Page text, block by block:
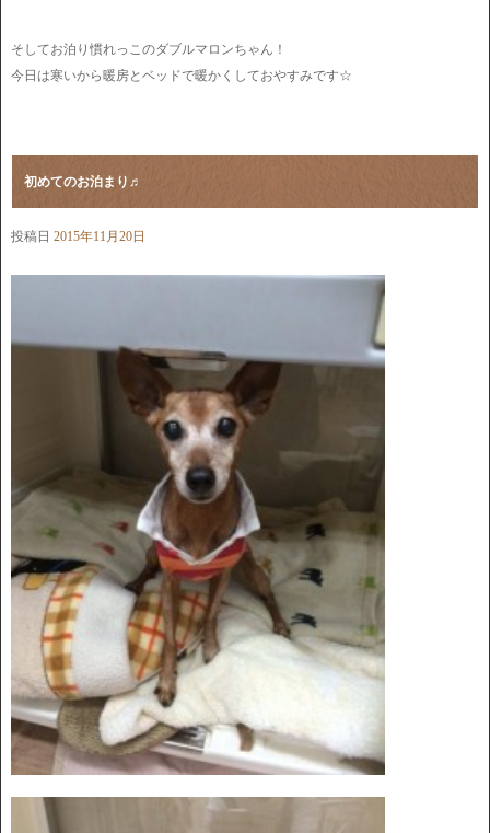
そしてお泊り慣れっこのダブルマロンちゃん！
今日は寒いから暖房とベッドで暖かくしておやすみです☆
初めてのお泊まり♬
投稿日 2015年11月20日